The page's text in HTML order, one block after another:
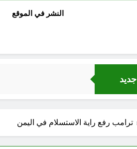
النشر في الموقع
جديد
الجرح
اتفاق مكة.. لحظة
ترامب رفع راية الاستسلام في اليمن